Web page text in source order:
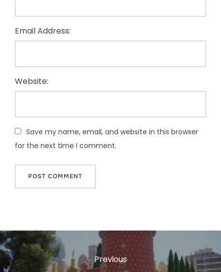
Email Address:
Website:
Save my name, email, and website in this browser
for the next time I comment.
Navegació
d'entrades
Previous
Previous